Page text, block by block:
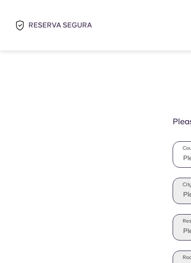
RESERVA SEGURA